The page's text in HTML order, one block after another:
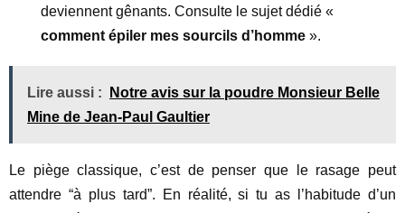
deviennent gênants. Consulte le sujet dédié «
comment épiler mes sourcils d’homme ».
Lire aussi :
Notre avis sur la poudre Monsieur Belle
Mine de Jean-Paul Gaultier
Le piège classique, c’est de penser que le rasage peut
attendre “à plus tard”. En réalité, si tu as l’habitude d’un